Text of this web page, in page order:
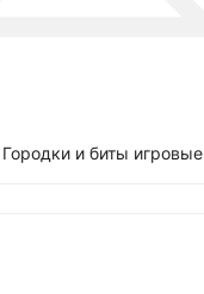
Городки и биты игровые